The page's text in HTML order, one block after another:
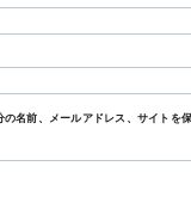
名前、メールアドレス、サイトを保